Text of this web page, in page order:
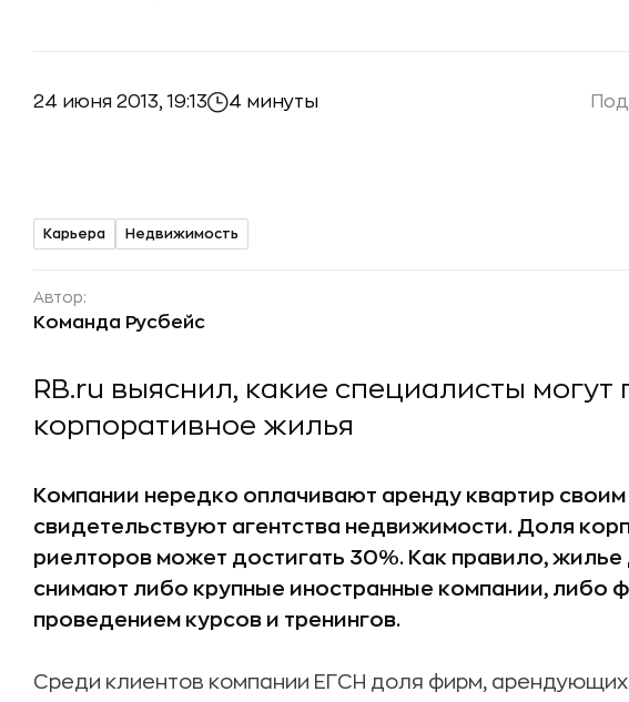
24 июня 2013, 19:13 4 минуты
Карьера Недвижимость
Автор:
Команда Русбейс
RB.ru выяснил, какие специалисты могут
корпоративное жилья
Компании нередко оплачивают аренду квартир
свидетельствуют агентства недвижимости. Доля
риелторов может достигать 30%. Как правило,
снимают либо крупные иностранные компании, либо
проведением курсов и тренингов.
Среди клиентов компании ЕГСН доля фирм,